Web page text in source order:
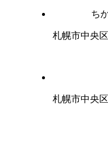
ち
札幌市中央
札幌市中央